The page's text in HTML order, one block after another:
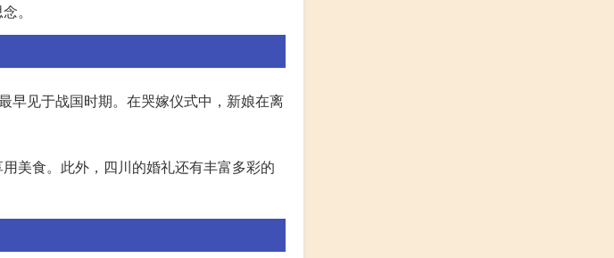
。
早见于战国时期。在哭嫁仪式中，新娘在离
美食。此外，四川的婚礼还有丰富多彩的